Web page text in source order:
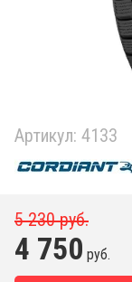
Артикул: 4133
5 230 руб.
4 750 руб.